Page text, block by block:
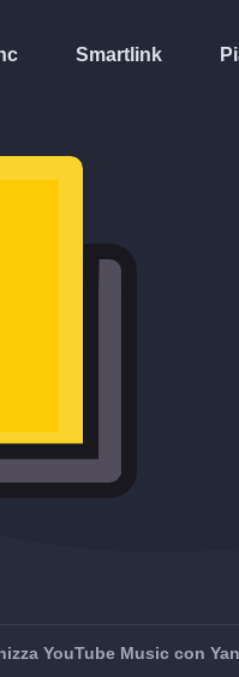
Smartlink
YouTube Music con